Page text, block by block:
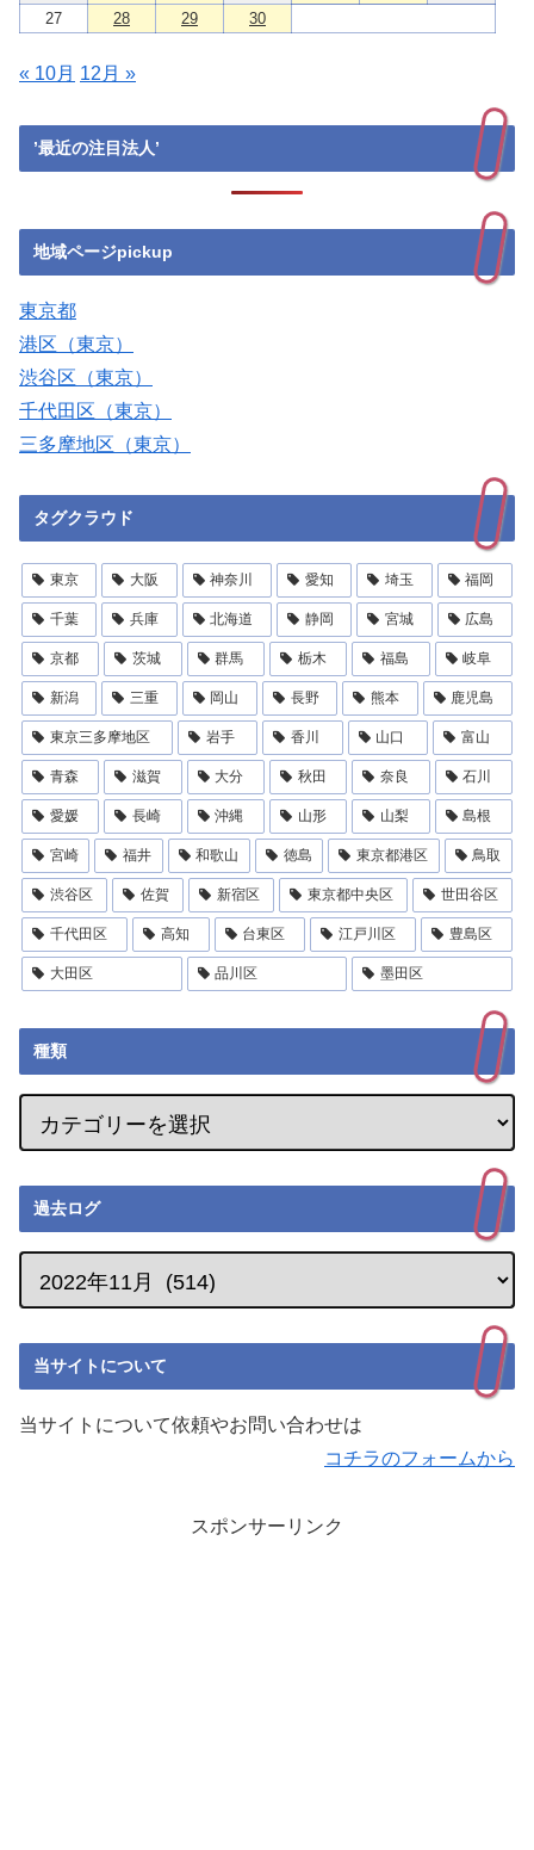
27
28 29 30
« 10月 12月 »
’最近の注目法人’
地域ページpickup
東京都
港区（東京）
渋谷区（東京）
千代田区（東京）
三多摩地区（東京）
タグクラウド
東京 大阪 神奈川 愛知 埼玉 福岡
千葉 兵庫 北海道 静岡 宮城 広島
京都 茨城 群馬 栃木 福島 岐阜
新潟 三重 岡山 長野 熊本 鹿児島
東京三多摩地区 岩手 香川 山口 富山
青森 滋賀 大分 秋田 奈良 石川
愛媛 長崎 沖縄 山形 山梨 島根
宮崎 福井 和歌山 徳島 東京都港区 鳥取
渋谷区 佐賀 新宿区 東京都中央区 世田谷区
千代田区 高知 台東区 江戸川区 豊島区
大田区 品川区 墨田区
種類
過去ログ
当サイトについて
当サイトについて依頼やお問い合わせは
コチラのフォームから
スポンサーリンク